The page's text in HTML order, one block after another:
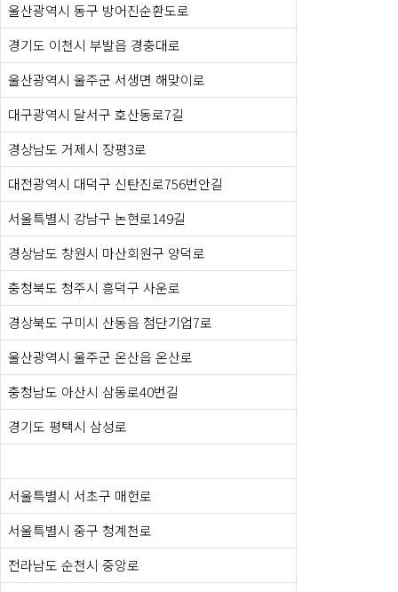
울산광역시 동구 방어진순환도로
경기도 이천시 부발읍 경충대로
울산광역시 울주군 서생면 해맞이로
대구광역시 달서구 호산동로7길
경상남도 거제시 장평3로
대전광역시 대덕구 신탄진로756번안길
서울특별시 강남구 논현로149길
경상남도 창원시 마산회원구 양덕로
충청북도 청주시 흥덕구 사운로
경상북도 구미시 산동읍 첨단기업7로
울산광역시 울주군 온산읍 온산로
충청남도 아산시 삼동로40번길
경기도 평택시 삼성로
서울특별시 서초구 매헌로
서울특별시 중구 청계천로
전라남도 순천시 중앙로